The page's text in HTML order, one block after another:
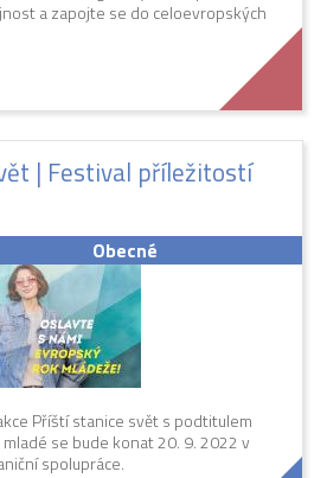
a zapojte se do celoevropských
| Festival příležitostí
Obecné
Příští stanice svět s podtitulem
se bude konat 20. 9. 2022 v
spolupráce.